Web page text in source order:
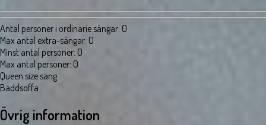
Antal personer i ordinarie sängar: 0
Max antal extra-sängar: 0
Minst antal personer: 0
Max antal personer: 0
Queen size säng
Bäddsoffa
Övrig information